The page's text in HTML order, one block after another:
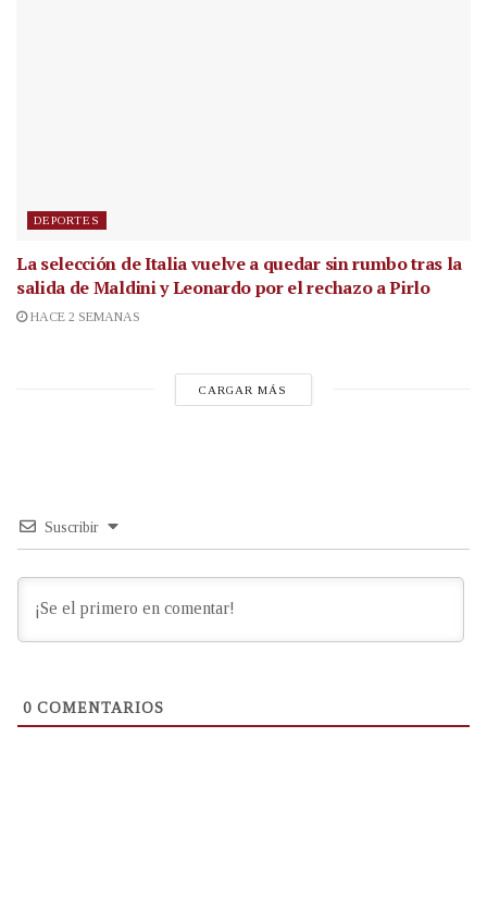
DEPORTES
La selección de Italia vuelve a quedar sin rumbo tras la
salida de Maldini y Leonardo por el rechazo a Pirlo
HACE 2 SEMANAS
CARGAR MÁS
Suscribir
0 COMENTARIOS